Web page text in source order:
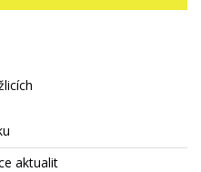
aktualit